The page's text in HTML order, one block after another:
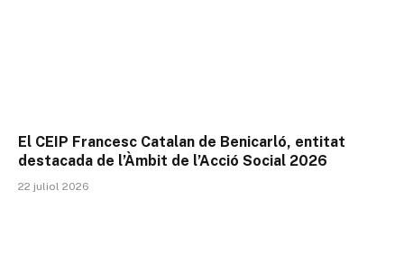
El CEIP Francesc Catalan de Benicarló, entitat
destacada de l’Àmbit de l’Acció Social 2026
22 juliol 2026